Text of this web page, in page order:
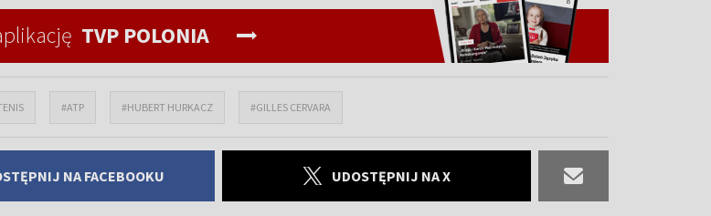
TVP POLONIA
#ATP #HUBERT HURKACZ #GILLES CERVARA
NA FACEBOOKU UDOSTĘPNIJ NA X